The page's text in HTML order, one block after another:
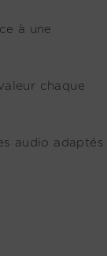
à une
chaque
audio adaptés